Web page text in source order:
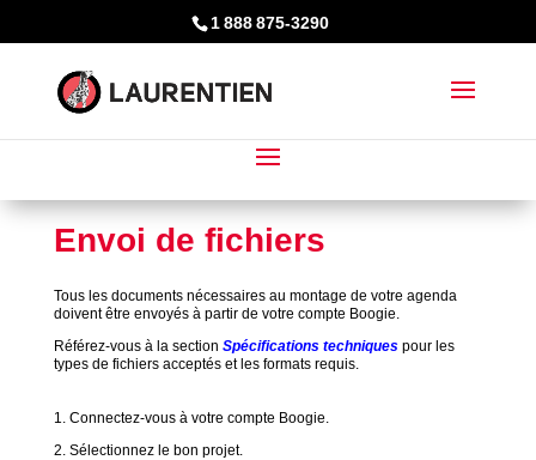
1 888 875-3290
Envoi de fichiers
Tous les documents nécessaires au montage de votre agenda
doivent être envoyés à partir de votre compte Boogie.
Référez-vous à la section Spécifications techniquespour les
types de fichiers acceptés et les formats requis.
1. Connectez-vous à votre compte Boogie.
2. Sélectionnez le bon projet.